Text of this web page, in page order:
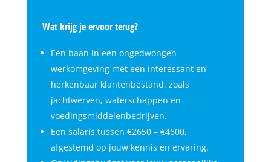
Wat krijg je ervoor terug?
Een baan in een ongedwongen
werkomgeving met een interessant en
herkenbaar klantenbestand, zoals
jachtwerven, waterschappen en
voedingsmiddelenbedrijven.
Een salaris tussen €2650 – €4600,
afgestemd op jouw kennis en ervaring.